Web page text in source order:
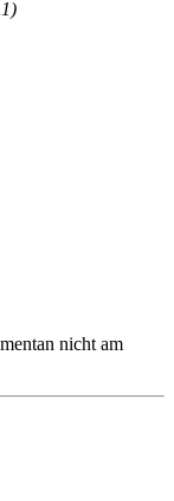
nicht am